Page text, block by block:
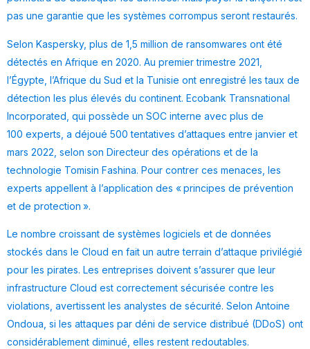
pas une garantie que les systèmes corrompus seront restaurés.
Selon Kaspersky, plus de 1,5 million de ransomwares ont été
détectés en Afrique en 2020. Au premier trimestre 2021,
l’Égypte, l’Afrique du Sud et la Tunisie ont enregistré les taux de
détection les plus élevés du continent. Ecobank Transnational
Incorporated, qui possède un SOC interne avec plus de
100 experts, a déjoué 500 tentatives d’attaques entre janvier et
mars 2022, selon son Directeur des opérations et de la
technologie Tomisin Fashina. Pour contrer ces menaces, les
experts appellent à l’application des « principes de prévention
et de protection ».
Le nombre croissant de systèmes logiciels et de données
stockés dans le Cloud en fait un autre terrain d’attaque privilégié
pour les pirates. Les entreprises doivent s’assurer que leur
infrastructure Cloud est correctement sécurisée contre les
violations, avertissent les analystes de sécurité. Selon Antoine
Ondoua, si les attaques par déni de service distribué (DDoS) ont
considérablement diminué, elles restent redoutables.